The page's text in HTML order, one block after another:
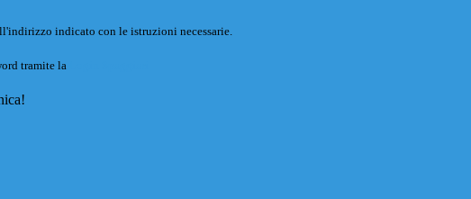
indicato con le istruzioni necessarie.
tramite la